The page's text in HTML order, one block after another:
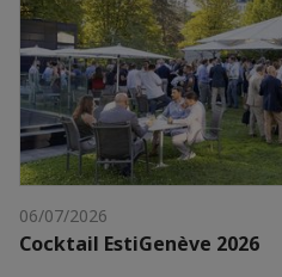
06/07/2026
Cocktail EstiGenève 2026